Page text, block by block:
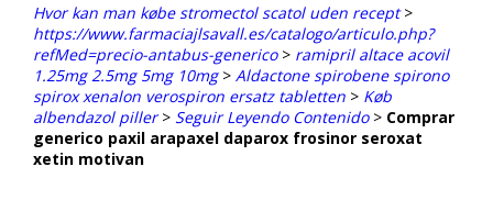
Hvor kan man købe stromectol scatol uden recept>
https://www.farmaciajlsavall.es/catalogo/articulo.php?
refMed=precio-antabus-generico> ramipril altace acovil
1.25mg 2.5mg 5mg 10mg> Aldactone spirobene spirono
spirox xenalon verospiron ersatz tabletten > Køb
albendazol piller> Seguir Leyendo Contenido> Comprar
generico paxil arapaxel daparox frosinor seroxat
xetin motivan